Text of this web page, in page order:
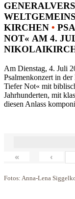
KIRCHEN •
NOT« AM 4.
Am Dienstag, 4. Juli
Psalmenkonzert in
Tiefer Not« mit
Jahrhunderten, mit
diesen Anlass
« ‹
Fotos: Anna-Lena